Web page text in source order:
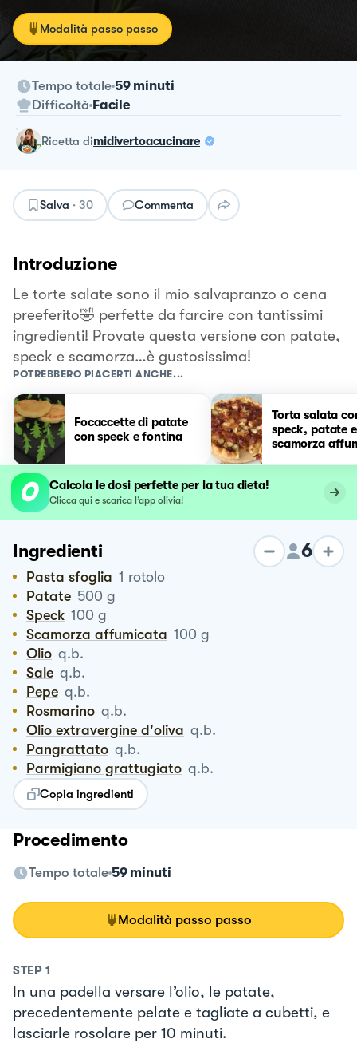
Modalità passo passo
Tempo totale 59 minuti
Difficoltà Facile
ricetta dimidivertoacucinare
Salva · 30 Commenta
Introduzione
Le torte salate sono il mio salvapranzo o cena
preeferito🤣 perfette da farcire con tantissimi
ingredienti! Provate questa versione con patate,
speck e scamorza…è gustosissima!
POTREBBERO PIACERTI ANCHE...
Focaccette di patate
con speck e fontina
Torta salata
speck, patate e
scamorza
Calcola le dosi perfette per la tua dieta!
Clicca qui e scarica l’app olivia!
Ingredienti 6
Pasta sfoglia 1 rotolo
Patate 500 g
Speck 100 g
Scamorza affumicata 100 g
Olio q.b.
Sale q.b.
Pepe q.b.
Rosmarino q.b.
Olio extravergine d'oliva q.b.
Pangrattato q.b.
Parmigiano grattugiato q.b.
Copia ingredienti
Procedimento
Tempo totale 59 minuti
Modalità passo passo
STEP 1
In una padella versare l’olio, le patate,
precedentemente pelate e tagliate a cubetti, e
lasciarle rosolare per 10 minuti.